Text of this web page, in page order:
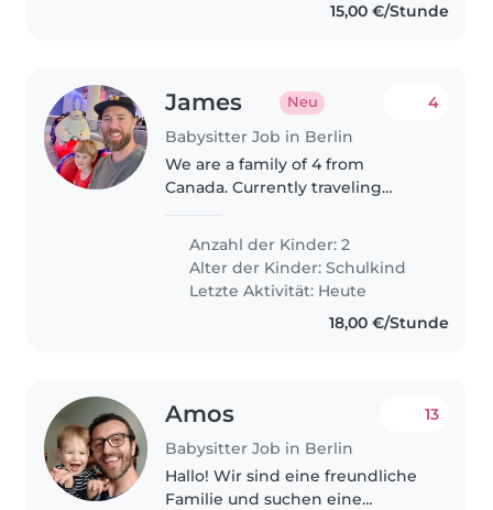
15,00 €/Stunde
James Neu
Babysitter Job in Berlin
4
We are a family of 4 from
Canada. Currently traveling
for a babysitter while we are in
Berlin.
Anzahl der Kinder: 2
Alter der Kinder:Schulkind
Letzte Aktivität: Heute
18,00 €/Stunde
Amos
Babysitter Job in Berlin
13
Hallo! Wir sind eine freundliche
Familie und suchen eine